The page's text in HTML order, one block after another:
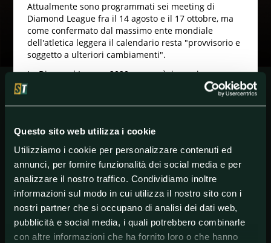
Questo sito web utilizza i cookie
Utilizziamo i cookie per personalizzare contenuti ed
annunci, per fornire funzionalità dei social media e per
analizzare il nostro traffico. Condividiamo inoltre
informazioni sul modo in cui utilizza il nostro sito con i
nostri partner che si occupano di analisi dei dati web,
pubblicità e social media, i quali potrebbero combinarle
con altre informazioni che ha fornito loro o che hanno
Attualmente sono programmati sei meeting di
Diamond League fra il 14 agosto e il 17 ottobre, ma
come confermato dal massimo ente mondiale
dell'atletica leggera il calendario resta "provvisorio e
soggetto a ulteriori cambiamenti".
La Diamond League 2020 non sarà, in ogni caso, una
serie strutturata di eventi che porteranno a una
finale, come accaduto nel corso degli anni. Gli atleti,
quindi, non guadagneranno punti in questa stagione
come previsto a inizio anno.
#AltriSport #Atletica
#DiamondLeague
#IAAFDiamondLeague
#World